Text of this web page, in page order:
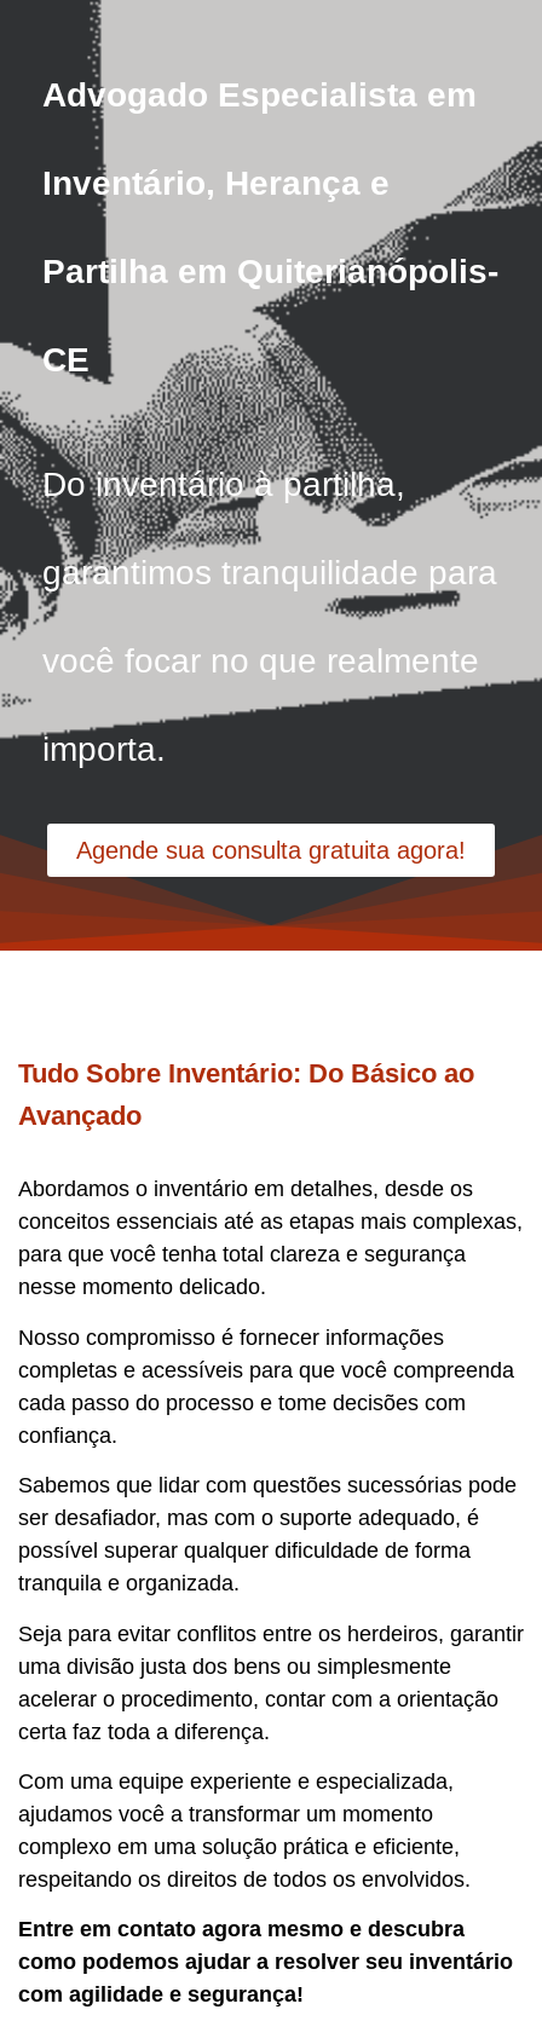
Advogado Especialista em
Inventário, Herança e
Partilha em Quiterianópolis-
CE
Do inventário à partilha,
garantimos tranquilidade para
você focar no que realmente
importa.
Agende sua consulta gratuita agora!
Tudo Sobre Inventário: Do Básico ao
Avançado
Abordamos o inventário em detalhes, desde os
conceitos essenciais até as etapas mais complexas,
para que você tenha total clareza e segurança
nesse momento delicado.
Nosso compromisso é fornecer informações
completas e acessíveis para que você compreenda
cada passo do processo e tome decisões com
confiança.
Sabemos que lidar com questões sucessórias pode
ser desafiador, mas com o suporte adequado, é
possível superar qualquer dificuldade de forma
tranquila e organizada.
Seja para evitar conflitos entre os herdeiros, garantir
uma divisão justa dos bens ou simplesmente
acelerar o procedimento, contar com a orientação
certa faz toda a diferença.
Com uma equipe experiente e especializada,
ajudamos você a transformar um momento
complexo em uma solução prática e eficiente,
respeitando os direitos de todos os envolvidos.
Entre em contato agora mesmo e descubra
como podemos ajudar a resolver seu inventário
com agilidade e segurança!